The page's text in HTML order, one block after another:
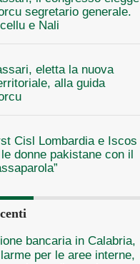
segretario generale.
e Nali
eletta la nuova
alla guida
Cisl Lombardia e Iscos
donne pakistane con il
bancaria in Calabria,
per le aree interne,